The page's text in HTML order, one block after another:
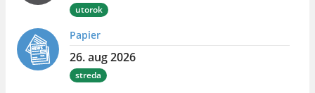
utorok
Papier
26. aug 2026
streda